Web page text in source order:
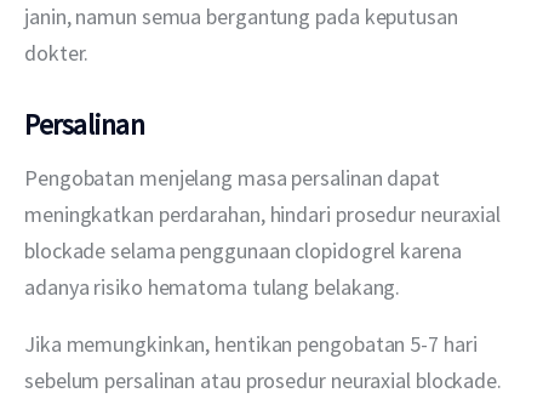
janin, namun semua bergantung pada keputusan
dokter.
Persalinan
Pengobatan menjelang masa persalinan dapat
meningkatkan perdarahan, hindari prosedur neuraxial
blockade selama penggunaan clopidogrel karena
adanya risiko hematoma tulang belakang.
Jika memungkinkan, hentikan pengobatan 5-7 hari
sebelum persalinan atau prosedur neuraxial blockade.